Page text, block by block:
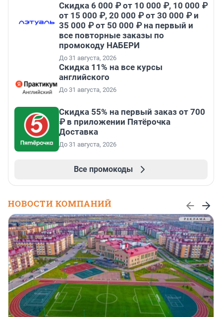
Скидка 6 000 ₽ от 10 000 ₽, 10 000 ₽
от 15 000 ₽, 20 000 ₽ от 30 000 ₽ и
35 000 ₽ от 50 000 ₽ на первый и
все повторные заказы по
промокоду НАБЕРИ
До 31 августа, 2026
Скидка 11% на все курсы
английского
До 31 августа, 2026
Скидка 55% на первый заказ от 700
₽ в приложении Пятёрочка
Доставка
До 31 августа, 2026
Все промокоды
НОВОСТИ КОМПАНИЙ